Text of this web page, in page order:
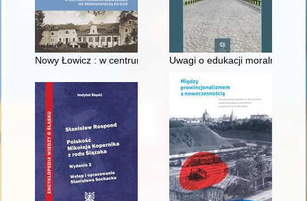
Nowy Łowicz : w centrum poligonu drawskiego od
Uwagi o edukacji moralnej